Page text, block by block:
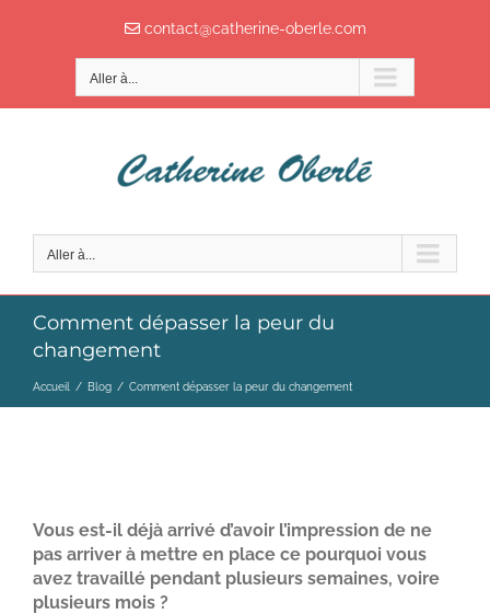
contact@catherine-oberle.com
Aller à...
Aller à...
Comment dépasser la peur du
changement
Accueil / Blog / Comment dépasser la peur du changement
Vous est-il déjà arrivé d’avoir l’impression de ne
pas arriver à mettre en place ce pourquoi vous
avez travaillé pendant plusieurs semaines, voire
plusieurs mois ?